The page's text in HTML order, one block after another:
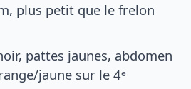
plus petit que le frelon
pattes jaunes, abdomen
jaune sur le 4ᵉ